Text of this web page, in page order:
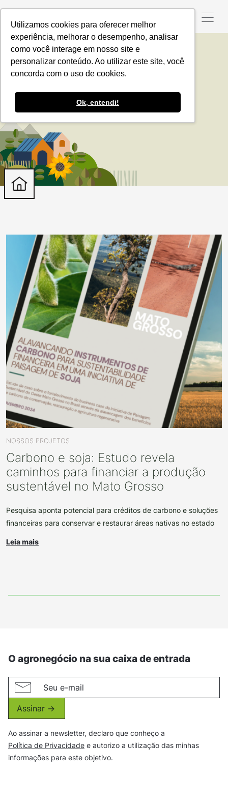
Utilizamos cookies para oferecer melhor
experiência, melhorar o desempenho, analisar
como você interage em nosso site e
personalizar conteúdo. Ao utilizar este site, você
concorda com o uso de cookies.
Ok, entendi!
PCI Mato Grosso
NOSSOS PROJETOS
Carbono e soja: Estudo revela
caminhos para financiar a produção
sustentável no Mato Grosso
Pesquisa aponta potencial para créditos de carbono e soluções
financeiras para conservar e restaurar áreas nativas no estado
Leia mais
O agronegócio na sua caixa de entrada
Assinar ->
Ao assinar a newsletter, declaro que conheço a
Política de Privacidade e autorizo a utilização das minhas
informações para este objetivo.